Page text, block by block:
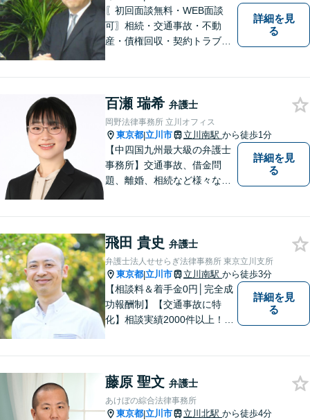
〖初回面談無料・WEB面談
可〗相続・交通事故・不動
産・債権回収・契約トラブル
詳細を見
る
百瀬 瑞希 弁護士
岡野法律事務所 立川オフィス
東京都|立川市 立川南駅 から徒歩1分
【中四国九州最大級の弁護士
事務所】交通事故、借金問
題、離婚、相続など様々な問
い！
詳細を見
る
飛田 貴史 弁護士
弁護士法人せせらぎ法律事務所 東京立川支所
東京都|立川市 立川南駅 から徒歩3分
【相談料＆着手金0円│完全成
功報酬制】【交通事故に特
化】相談実績2000件以上！慰
りやすく説明します。お気軽
にご相談ください【完全個
室】【立川駅5分】
詳細を見
る
藤原 聖文 弁護士
あけぼの綜合法律事務所
東京都|立川市 立川北駅 から徒歩4分